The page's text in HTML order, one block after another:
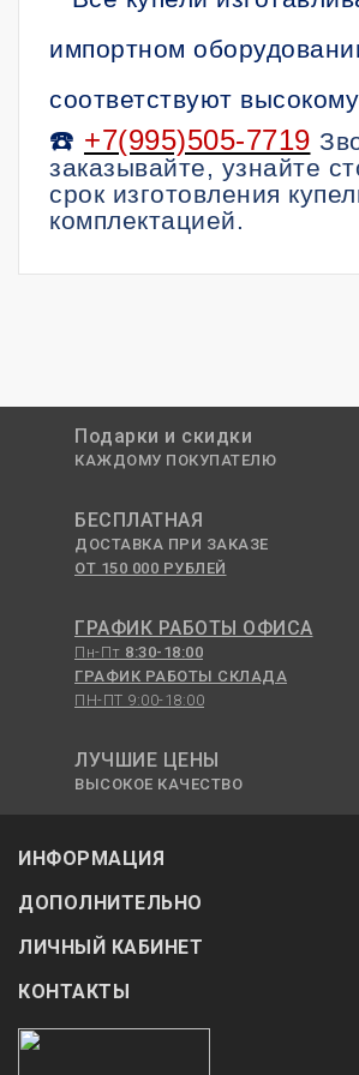
импортном
соответствуют
☎️ +7(995)505-7719
заказывайте, узнайте
срок изготовления
комплектацией.
Подарки и скидки
КАЖДОМУ ПОКУПАТЕЛЮ
БЕСПЛАТНАЯ
ДОСТАВКА ПРИ ЗАКАЗЕ
ОТ 150 000 РУБЛЕЙ
ГРАФИК РАБОТЫ ОФИСА
Пн-Пт 8:30-18:00
ГРАФИК РАБОТЫ СКЛАДА
ПН-ПТ 9:00-18:00
ЛУЧШИЕ ЦЕНЫ
ВЫСОКОЕ КАЧЕСТВО
ИНФОРМАЦИЯ
ДОПОЛНИТЕЛЬНО
ЛИЧНЫЙ КАБИНЕТ
КОНТАКТЫ